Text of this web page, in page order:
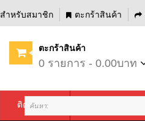
สำหรับสมาชิก ตะกร้าสินค้า
ตะกร้าสินค้า
0 รายการ - 0.00บาท
ติดต่อเรา